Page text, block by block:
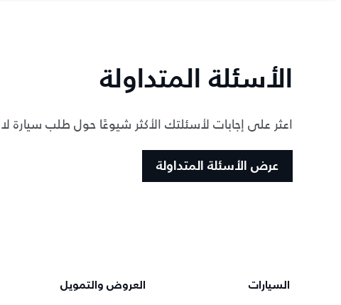
الأسئلة المتداولة
اعثر على إجابات لأسئلتك الأكثر شيوعًا حول طلب سيارة
عرض الأسئلة المتداولة
السيارات العروض والتمويل